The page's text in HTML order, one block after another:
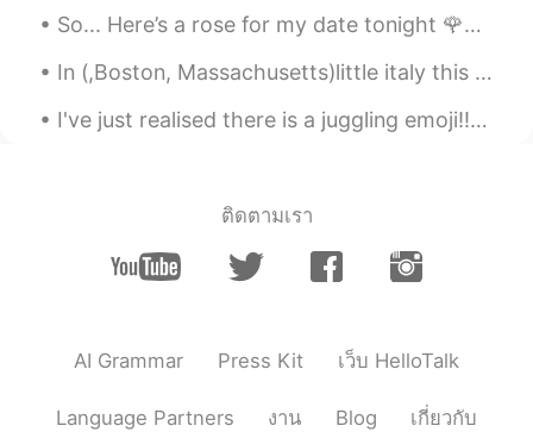
lala 2019.07.03 15:45
KR EN
공감합니다ㅎㅎ 저도 SNS를 안 한후부터 사
진을 잘 안찍게 되더라고요. 올리비아님 말
씀처럼 정말 찍고 싶은 사진만, 잊고 싶지 않
Yoon 2019.07.03 15:17
So... Here’s a rose for my date tonight 🌹💓 It’s so pretty... eeeep. It’s funny how it’s such a...
In (,Boston, Massachusetts)little italy this Monday evening up in the Northern End 😍😍😭was fanta...
I've just realised there is a juggling emoji!! 😲 look 👉 🤹‍♂️🤹‍♀️ why do we never use it?! Lmao 😂😂
ติดตามเรา
AI Grammar Press Kit เว็บ HelloTalk
Language Partners งาน Blog เกี่ยวกับ